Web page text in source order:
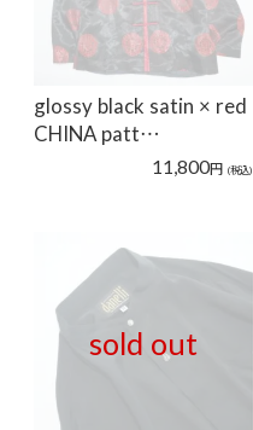
glossy black satin × red
CHINA patt…
11,800円 (税込)
sold out